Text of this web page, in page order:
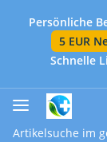
Persönliche
5 EUR
Schnelle
Artikelsuche im